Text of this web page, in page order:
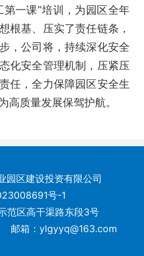
第一课”培训，为园区全年
根基、压实了责任链条，
，公司将，持续深化安全
化安全管理机制，压紧压
任，全力保障园区安全生
高质量发展保驾护航。
园区建设投资有限公司
号-1
范区高干渠路东段3号
邮箱：ylgyyq@163.com